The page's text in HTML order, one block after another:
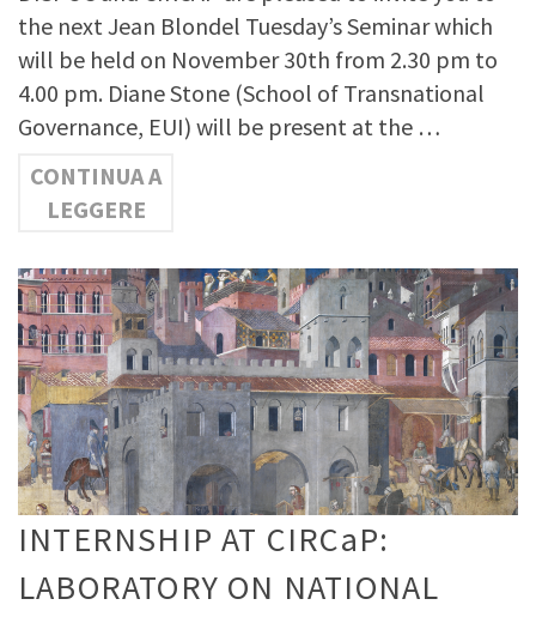
the next Jean Blondel Tuesday’s Seminar which
will be held on November 30th from 2.30 pm to
4.00 pm. Diane Stone (School of Transnational
Governance, EUI) will be present at the …
CONTINUA A
LEGGERE
INTERNSHIP AT CIRCaP:
LABORATORY ON NATIONAL